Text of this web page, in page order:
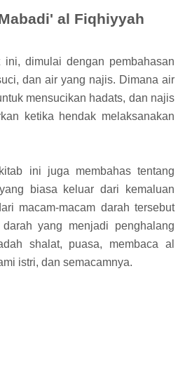
al Fiqhiyyah
dimulai dengan pembahasan
dan air yang najis. Dimana air
mensucikan hadats, dan najis
ketika hendak melaksanakan
ini juga membahas tentang
biasa keluar dari kemaluan
macam-macam darah tersebut
yang menjadi penghalang
shalat, puasa, membaca al
istri, dan semacamnya.